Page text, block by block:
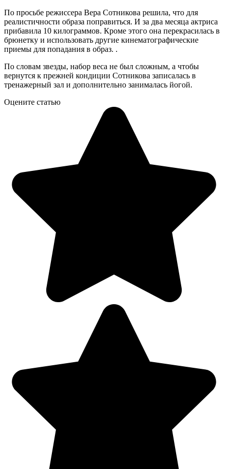
По просьбе режиссера Вера Сотникова решила, что для
реалистичности образа поправиться. И за два месяца актриса
прибавила 10 килограммов. Кроме этого она перекрасилась в
брюнетку и использовать другие кинематографические
приемы для попадания в образ. .
По словам звезды, набор веса не был сложным, а чтобы
вернутся к прежней кондиции Сотникова записалась в
тренажерный зал и дополнительно занималась йогой.
Оцените статью